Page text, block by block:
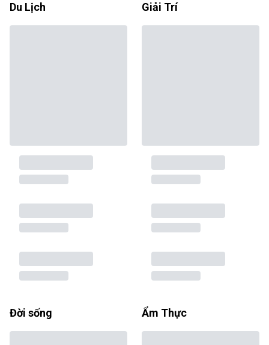
Du Lịch Giải Trí
Đời sống Ẩm Thực